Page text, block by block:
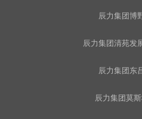
辰力集团博
辰力集团清苑发
辰力集团东
辰力集团莫